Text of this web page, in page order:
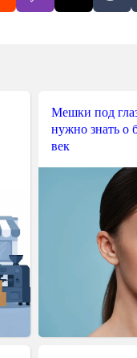
Мешки под
нужно знать о
век